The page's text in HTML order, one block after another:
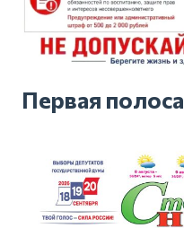
Первая полоса